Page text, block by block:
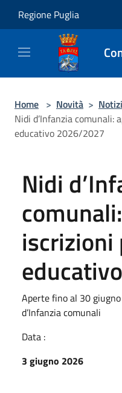
Regione Puglia
Home > Novità >
Nidi d’Infanzia comunali:
educativo 2026/2027
Nidi
iscrizioni
Aperte fino al 30
d’Infanzia comunali
Data :
3 giugno 2026